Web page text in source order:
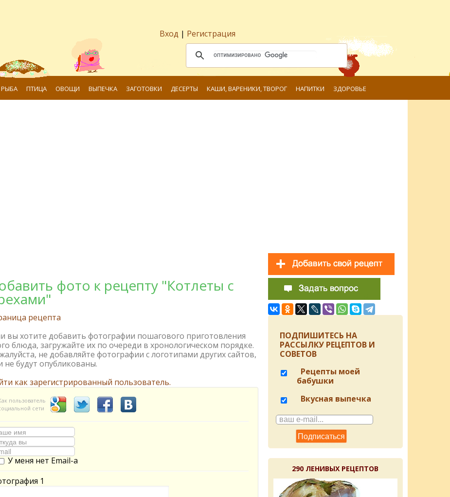
Вход | Регистрация
РЫБА ПТИЦА ОВОЩИ ВЫПЕЧКА ЗАГОТОВКИ ДЕСЕРТЫ КАШИ, ВАРЕНИКИ, ТВОРОГ НАПИТКИ ЗДОРОВЬЕ
фото к рецепту "Котлеты с
рецепта
вы хотите добавить фотографии пошагового приготовления
блюда, загружайте их по очереди в хронологическом порядке.
не добавляйте фотографии с логотипами других сайтов,
не будут опубликованы.
как зарегистрированный пользователь.
пользователь
сети
У меня нет Email-а
1
ПОДПИШИТЕСЬ НА
РАССЫЛКУ РЕЦЕПТОВ И
СОВЕТОВ
Рецепты моей
бабушки
Вкусная выпечка
290 ЛЕНИВЫХ РЕЦЕПТОВ